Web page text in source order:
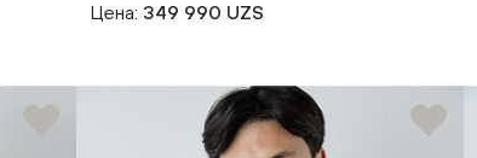
Цена: 349 990 UZS